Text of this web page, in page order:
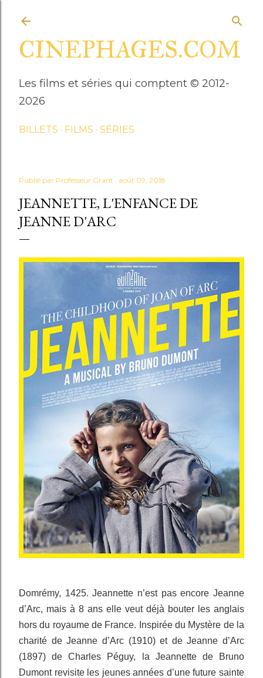
CINEPHAGES.COM
Les films et séries qui comptent © 2012-
2026
BILLETS FILMS SÉRIES
Publié par Professeur Grant août 09, 2018
JEANNETTE, L'ENFANCE DE
JEANNE D'ARC
Domrémy, 1425. Jeannette n’est pas encore Jeanne
d’Arc, mais à 8 ans elle veut déjà bouter les anglais
hors du royaume de France. Inspirée du Mystère de la
charité de Jeanne d’Arc (1910) et de Jeanne d’Arc
(1897) de Charles Péguy, la Jeannette de Bruno
Dumont revisite les jeunes années d’une future sainte